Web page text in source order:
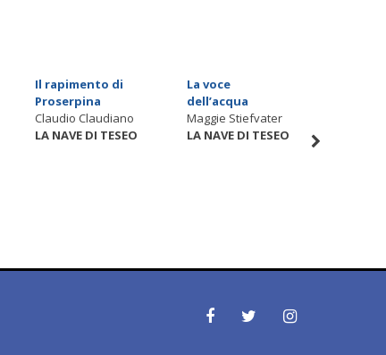
Il rapimento di
Proserpina
Claudio Claudiano
LA NAVE DI TESEO
La voce
dell’acqua
Maggie Stiefvater
LA NAVE DI TESEO